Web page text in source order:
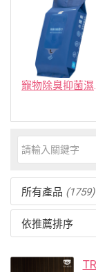
寵物除臭抑
所有產品 (1759)
依推薦排序